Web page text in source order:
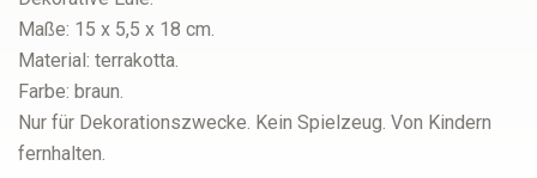
Maße: 15 x 5,5 x 18 cm.
Material: terrakotta.
Farbe: braun.
Nur für Dekorationszwecke. Kein Spielzeug. Von Kindern
fernhalten.